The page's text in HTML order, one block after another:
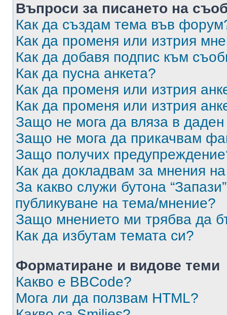
Въпроси за писането на
Как да създам тема във
Как да променя или изтрия
Как да добавя подпис към
Как да пусна анкета?
Как да променя или изтрия
Как да променя или изтрия
Защо не мога да вляза в
Защо не мога да прикачвам
Защо получих
Как да докладвам за мнения
За какво служи бутона
публикуване на тема/мнение?
Защо мнението ми трябва да
Как да избутам темата си?
Форматиране и видове теми
Какво е BBCode?
Мога ли да ползвам HTML?